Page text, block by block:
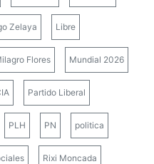
Zelaya Libre
Flores Mundial 2026
Partido Liberal
PLH PN politica
Rixi Moncada